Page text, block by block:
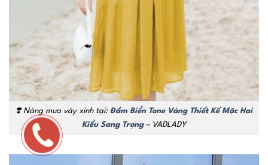
❣️ Nàng mua váy xinh tại: Đầm Biển Tone Vàng Thiết Kế Mặc Hai
Kiểu Sang Trọng– VADLADY